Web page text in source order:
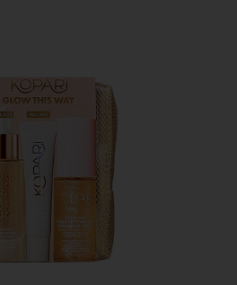
??? ?????? ? SPF GLOW THIS WAY SPF KIT